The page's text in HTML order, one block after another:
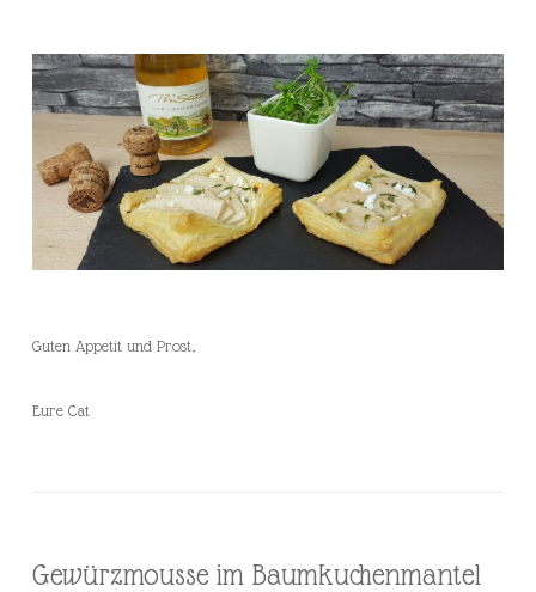
Guten Appetit und Prost,
Eure Cat
Gewürzmousse im Baumkuchenmantel